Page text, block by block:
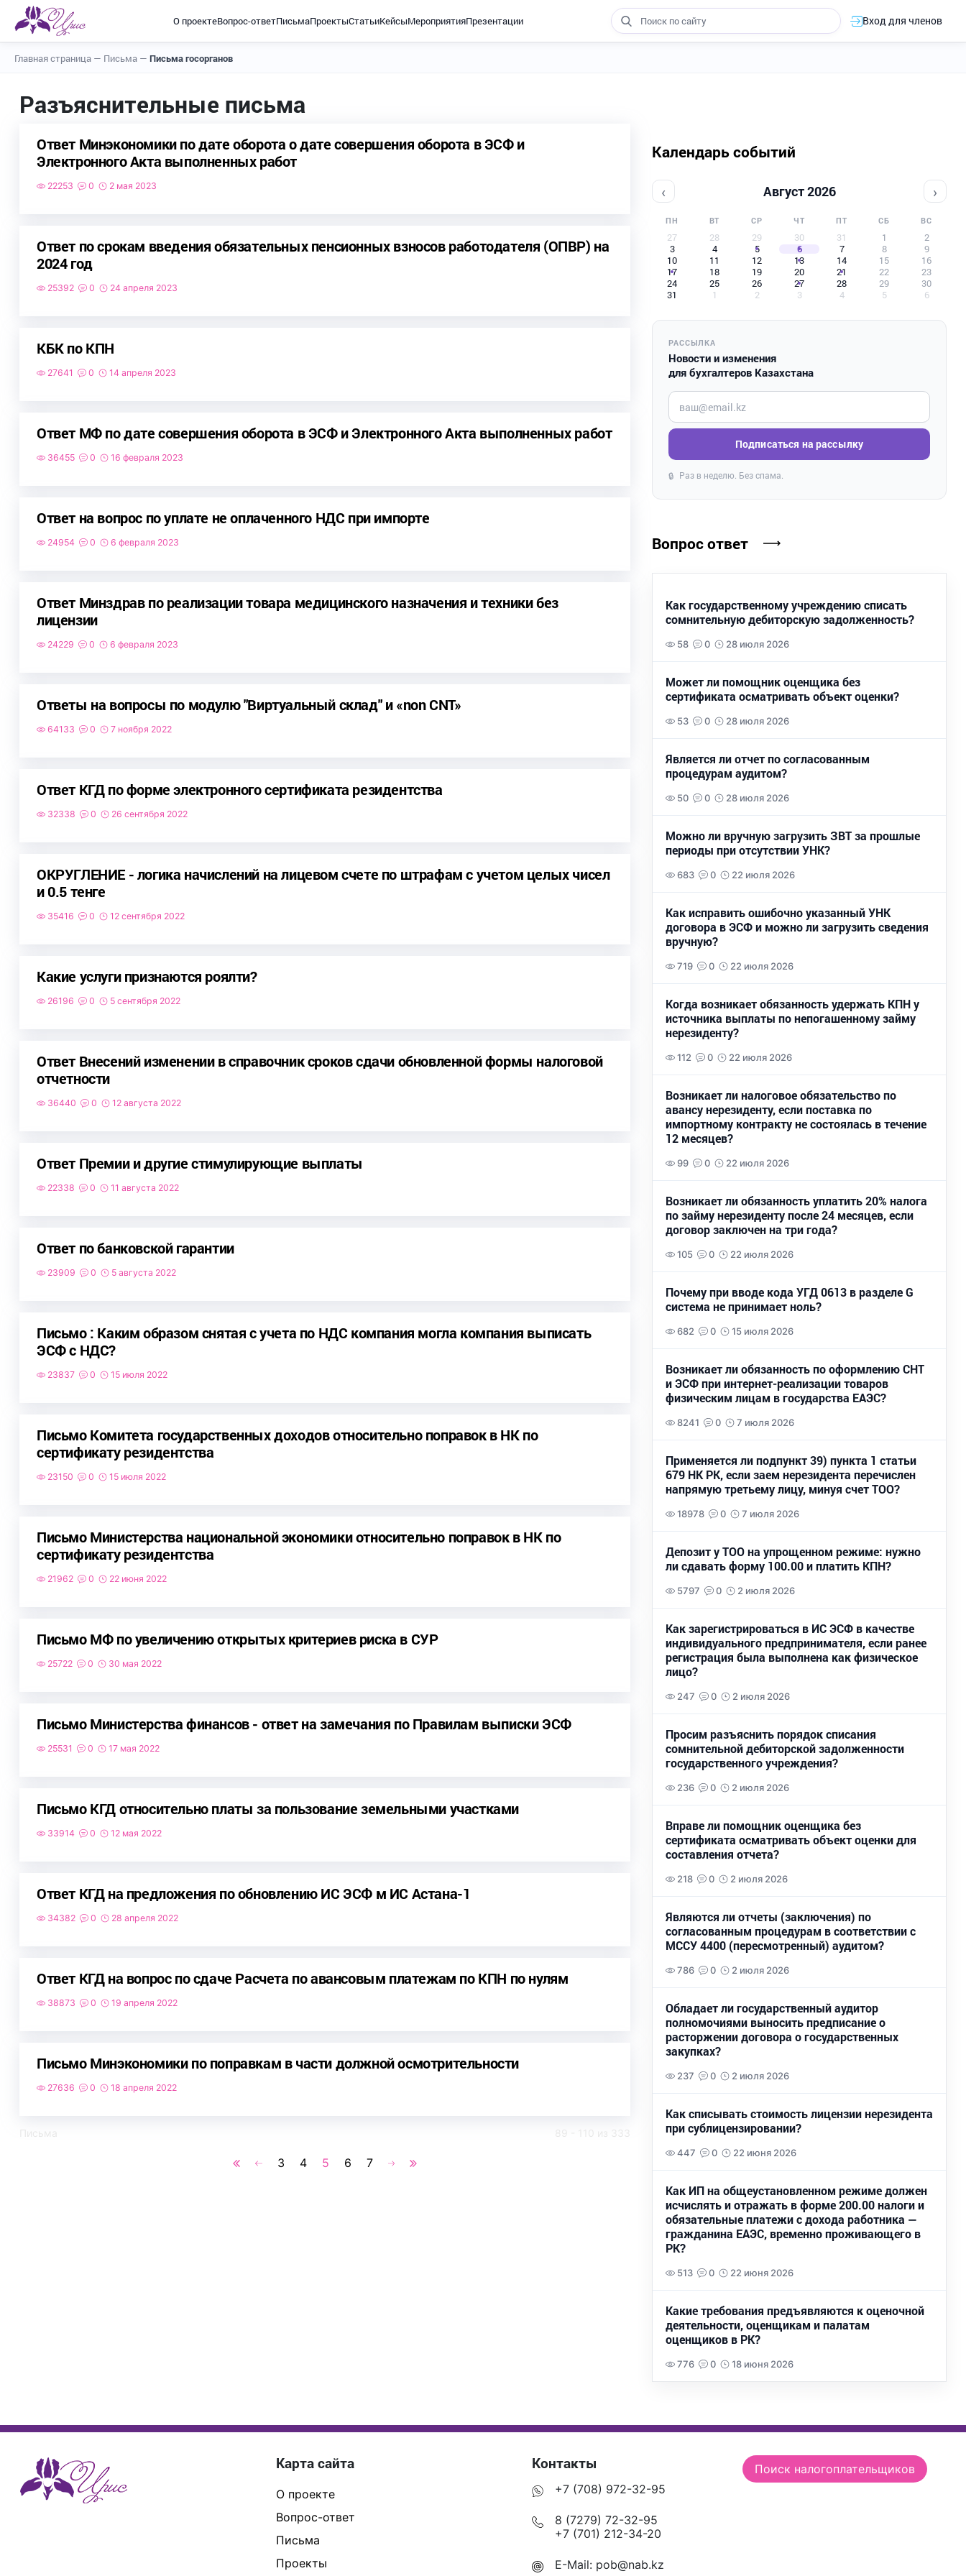
О проектеВопрос-ответПисьмаПроектыСтатьиКейсыМероприятияПрезентации Вход для членов
Главная страница — Письма — Письма госорганов
Разъяснительные письма
Ответ Минэкономики по дате оборота о дате совершения оборота в ЭСФ и
Электронного Акта выполненных работ
22253 0 2 мая 2023
Ответ по срокам введения обязательных пенсионных взносов работодателя (ОПВР) на
2024 год
25392 0 24 апреля 2023
КБК по КПН
27641 0 14 апреля 2023
Ответ МФ по дате совершения оборота в ЭСФ и Электронного Акта выполненных работ
36455 0 16 февраля 2023
Ответ на вопрос по уплате не оплаченного НДС при импорте
24954 0 6 февраля 2023
Ответ Минздрав по реализации товара медицинского назначения и техники без
лицензии
24229 0 6 февраля 2023
Ответы на вопросы по модулю "Виртуальный склад" и «non CNT»
64133 0 7 ноября 2022
Ответ КГД по форме электронного сертификата резидентства
32338 0 26 сентября 2022
ОКРУГЛЕНИЕ - логика начислений на лицевом счете по штрафам с учетом целых чисел
и 0.5 тенге
35416 0 12 сентября 2022
Какие услуги признаются роялти?
26196 0 5 сентября 2022
Ответ Внесений изменении в справочник сроков сдачи обновленной формы налоговой
отчетности
36440 0 12 августа 2022
Ответ Премии и другие стимулирующие выплаты
22338 0 11 августа 2022
Ответ по банковской гарантии
23909 0 5 августа 2022
Письмо : Каким образом снятая с учета по НДС компания могла компания выписать
ЭСФ с НДС?
23837 0 15 июля 2022
Письмо Комитета государственных доходов относительно поправок в НК по
сертификату резидентства
23150 0 15 июля 2022
Письмо Министерства национальной экономики относительно поправок в НК по
сертификату резидентства
21962 0 22 июня 2022
Письмо МФ по увеличению открытых критериев риска в СУР
25722 0 30 мая 2022
Письмо Министерства финансов - ответ на замечания по Правилам выписки ЭСФ
25531 0 17 мая 2022
Письмо КГД относительно платы за пользование земельными участками
33914 0 12 мая 2022
Ответ КГД на предложения по обновлению ИС ЭСФ м ИС Астана-1
34382 0 28 апреля 2022
Ответ КГД на вопрос по сдаче Расчета по авансовым платежам по КПН по нулям
38873 0 19 апреля 2022
Письмо Минэкономики по поправкам в части должной осмотрительности
27636 0 18 апреля 2022
3 4 5 6 7
Календарь событий
‹ Август 2026 ›
ПН ВТ СР ЧТ ПТ СБ ВС
27 28 29 30 31 1
2
3
4 5 6 7 8
9
10
11 12 13 14 15
16
17
18 19 20 21 22
23
24
25 26 27 28 29
30
31
1 2 3 4 5 6
РАССЫЛКА
Новости и изменения
для бухгалтеров Казахстана
Введите ваш e-mail
Подписаться на рассылку
🔒 Раз в неделю. Без спама.
Вопрос ответ
Как государственному учреждению списать
сомнительную дебиторскую задолженность?
58 0 28 июля 2026
Может ли помощник оценщика без
сертификата осматривать объект оценки?
53 0 28 июля 2026
Является ли отчет по согласованным
процедурам аудитом?
50 0 28 июля 2026
Можно ли вручную загрузить ЗВТ за прошлые
периоды при отсутствии УНК?
683 0 22 июля 2026
Как исправить ошибочно указанный УНК
договора в ЭСФ и можно ли загрузить сведения
вручную?
719 0 22 июля 2026
Когда возникает обязанность удержать КПН у
источника выплаты по непогашенному займу
нерезиденту?
112 0 22 июля 2026
Возникает ли налоговое обязательство по
авансу нерезиденту, если поставка по
импортному контракту не состоялась в течение
12 месяцев?
99 0 22 июля 2026
Возникает ли обязанность уплатить 20% налога
по займу нерезиденту после 24 месяцев, если
договор заключен на три года?
105 0 22 июля 2026
Почему при вводе кода УГД 0613 в разделе G
система не принимает ноль?
682 0 15 июля 2026
Возникает ли обязанность по оформлению СНТ
и ЭСФ при интернет-реализации товаров
физическим лицам в государства ЕАЭС?
8241 0 7 июля 2026
Применяется ли подпункт 39) пункта 1 статьи
679 НК РК, если заем нерезидента перечислен
напрямую третьему лицу, минуя счет ТОО?
18978 0 7 июля 2026
Депозит у ТОО на упрощенном режиме: нужно
ли сдавать форму 100.00 и платить КПН?
5797 0 2 июля 2026
Как зарегистрироваться в ИС ЭСФ в качестве
индивидуального предпринимателя, если ранее
регистрация была выполнена как физическое
лицо?
247 0 2 июля 2026
Просим разъяснить порядок списания
сомнительной дебиторской задолженности
государственного учреждения?
236 0 2 июля 2026
Вправе ли помощник оценщика без
сертификата осматривать объект оценки для
составления отчета?
218 0 2 июля 2026
Являются ли отчеты (заключения) по
согласованным процедурам в соответствии с
МССУ 4400 (пересмотренный) аудитом?
786 0 2 июля 2026
Обладает ли государственный аудитор
полномочиями выносить предписание о
расторжении договора о государственных
закупках?
237 0 2 июля 2026
Как списывать стоимость лицензии нерезидента
при сублицензировании?
447 0 22 июня 2026
Как ИП на общеустановленном режиме должен
исчислять и отражать в форме 200.00 налоги и
обязательные платежи с дохода работника —
гражданина ЕАЭС, временно проживающего в
РК?
513 0 22 июня 2026
Какие требования предъявляются к оценочной
деятельности, оценщикам и палатам
оценщиков в РК?
776 0 18 июня 2026
Карта сайта
О проекте
Вопрос-ответ
Письма
Проекты
Контакты
+7 (708) 972-32-95
8 (7279) 72-32-95
+7 (701) 212-34-20
E-Mail: pob@nab.kz
Поиск налогоплательщиков